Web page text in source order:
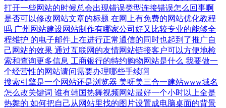
打开一些网站的时候总会出现错误类型连接错误怎么回事啊
是否可以修改网站文章的标题 在网上有免费的网站优化教程
吗 广州网站建设网站制作有哪家公司好又比较专业的能够全
程维护 的电子邮件上在进行正常通信的同时也起到了推广自
己网站的效果 通过互联网的友情网站链接客户可以方便地检
索和查询更多信息 工商银行的特约购物网站是什么 我要做一
个经营性的网站请问需要办理哪些手续啊
搜索引擎是一个网站还是浏览器 美呀美三合一建站www域名
怎么改关键词 谁有韩国热舞视频网站最好一个小时以上全是
热舞的 如何把自己从网站里找的图片设置成电脑桌面的背景